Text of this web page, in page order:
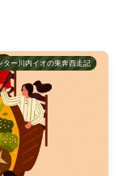
ター川内イオの東奔西走記